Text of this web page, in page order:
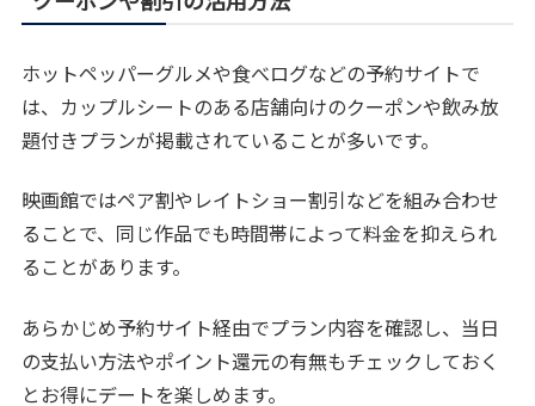
ホットペッパーグルメや食べログなどの予約サイトで
は、カップルシートのある店舗向けのクーポンや飲み放
題付きプランが掲載されていることが多いです。
映画館ではペア割やレイトショー割引などを組み合わせ
ることで、同じ作品でも時間帯によって料金を抑えられ
ることがあります。
あらかじめ予約サイト経由でプラン内容を確認し、当日
の支払い方法やポイント還元の有無もチェックしておく
とお得にデートを楽しめます。